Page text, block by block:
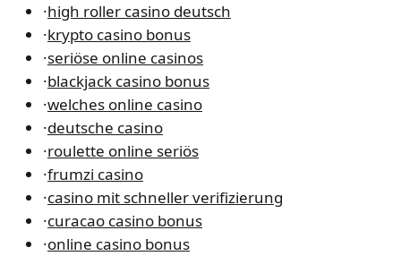
·high roller casino deutsch
·krypto casino bonus
·seriöse online casinos
·blackjack casino bonus
·welches online casino
·deutsche casino
·roulette online seriös
·frumzi casino
·casino mit schneller verifizierung
·curacao casino bonus
·online casino bonus